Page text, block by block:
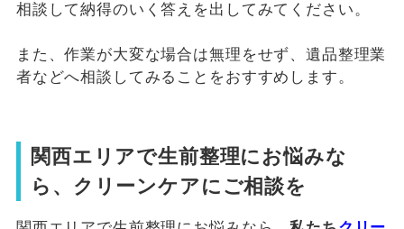
相談して納得のいく答えを出してみてください。
また、作業が大変な場合は無理をせず、遺品整理業
者などへ相談してみることをおすすめします。
関西エリアで生前整理にお悩みな
ら、クリーンケアにご相談を